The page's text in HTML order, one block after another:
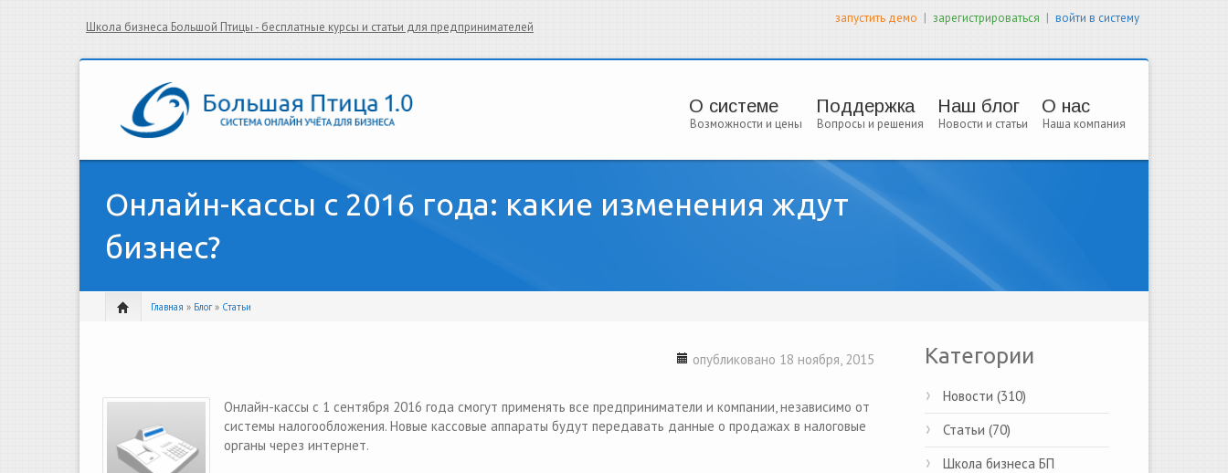
Школа бизнеса Большой Птицы - бесплатные курсы и статьи для предпринимателей
запустить демо | зарегистрироваться | войти в систему
О системе
Возможности и цены
Поддержка
Вопросы и решения
Наш блог
Новости и статьи
О нас
Наша компания
Онлайн-кассы с 2016 года: какие изменения ждут
бизнес?
Главная » Блог» Статьи
опубликовано 18 ноября, 2015
Онлайн-кассы с 1 сентября 2016 года смогут применять все предприниматели и компании, независимо от
системы налогообложения. Новые кассовые аппараты будут передавать данные о продажах в налоговые
органы через интернет.
Категории
Новости (310)
Статьи (70)
Школа бизнеса БП